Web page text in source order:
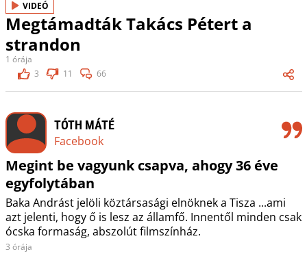
VIDEÓ
Megtámadták Takács Pétert a
strandon
1 órája
3
11 66
TÓTH MÁTÉ
Facebook
Megint be vagyunk csapva, ahogy 36 éve
egyfolytában
Baka Andrást jelöli köztársasági elnöknek a Tisza ...ami
azt jelenti, hogy ő is lesz az államfő. Innentől minden csak
ócska formaság, abszolút filmszínház.
3 órája